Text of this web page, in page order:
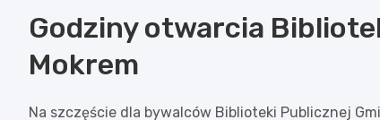
Godziny otwarcia
Mokrem
Na szczęście dla bywalców Biblioteki Publicznej